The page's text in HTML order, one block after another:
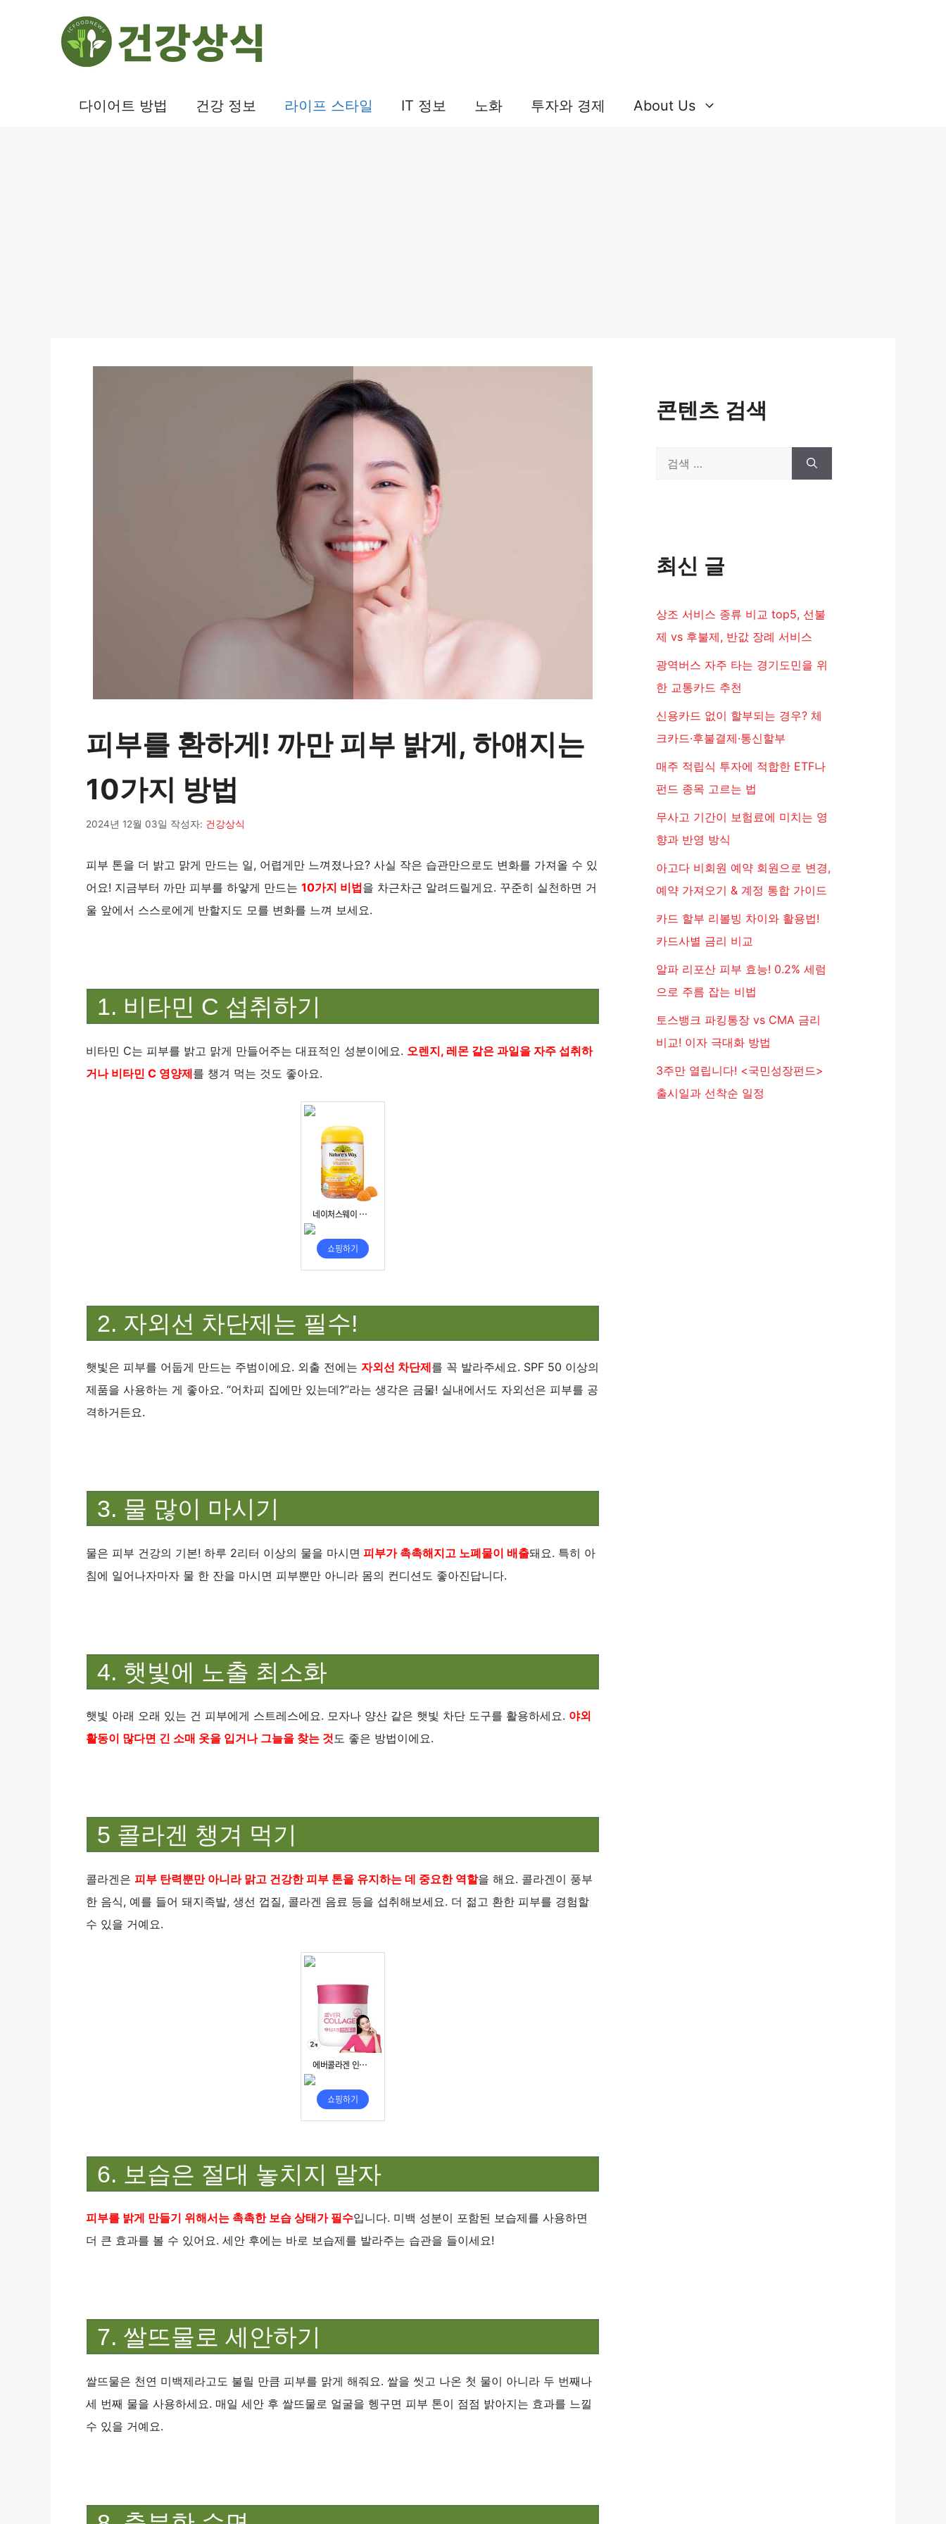
다이어트 방법 건강 정보 라이프 스타일 IT 정보 노화 투자와 경제 About Us
피부를 환하게! 까만 피부 밝게, 하얘지는
10가지 방법
2024년 12월 03일 작성자: 건강상식
피부 톤을 더 밝고 맑게 만드는 일, 어렵게만 느껴졌나요? 사실 작은 습관만으로도 변화를 가져올 수 있
어요! 지금부터 까만 피부를 하얗게 만드는 10가지 비법을 차근차근 알려드릴게요. 꾸준히 실천하면 거
울 앞에서 스스로에게 반할지도 모를 변화를 느껴 보세요.
1. 비타민 C 섭취하기
비타민 C는 피부를 밝고 맑게 만들어주는 대표적인 성분이에요. 오렌지, 레몬 같은 과일을 자주 섭취하
거나 비타민 C 영양제를 챙겨 먹는 것도 좋아요.
2. 자외선 차단제는 필수!
햇빛은 피부를 어둡게 만드는 주범이에요. 외출 전에는 자외선 차단제를 꼭 발라주세요. SPF 50 이상의
제품을 사용하는 게 좋아요. “어차피 집에만 있는데?”라는 생각은 금물! 실내에서도 자외선은 피부를 공
격하거든요.
3. 물 많이 마시기
물은 피부 건강의 기본! 하루 2리터 이상의 물을 마시면 피부가 촉촉해지고 노폐물이 배출돼요. 특히 아
침에 일어나자마자 물 한 잔을 마시면 피부뿐만 아니라 몸의 컨디션도 좋아진답니다.
4. 햇빛에 노출 최소화
햇빛 아래 오래 있는 건 피부에게 스트레스에요. 모자나 양산 같은 햇빛 차단 도구를 활용하세요. 야외
활동이 많다면 긴 소매 옷을 입거나 그늘을 찾는 것도 좋은 방법이에요.
5 콜라겐 챙겨 먹기
콜라겐은 피부 탄력뿐만 아니라 맑고 건강한 피부 톤을 유지하는 데 중요한 역할을 해요. 콜라겐이 풍부
한 음식, 예를 들어 돼지족발, 생선 껍질, 콜라겐 음료 등을 섭취해보세요. 더 젊고 환한 피부를 경험할
수 있을 거예요.
6. 보습은 절대 놓치지 말자
피부를 밝게 만들기 위해서는 촉촉한 보습 상태가 필수입니다. 미백 성분이 포함된 보습제를 사용하면
더 큰 효과를 볼 수 있어요. 세안 후에는 바로 보습제를 발라주는 습관을 들이세요!
7. 쌀뜨물로 세안하기
쌀뜨물은 천연 미백제라고도 불릴 만큼 피부를 맑게 해줘요. 쌀을 씻고 나온 첫 물이 아니라 두 번째나
세 번째 물을 사용하세요. 매일 세안 후 쌀뜨물로 얼굴을 헹구면 피부 톤이 점점 밝아지는 효과를 느낄
수 있을 거예요.
콘텐츠 검색
최신 글
상조 서비스 종류 비교 top5, 선불
제 vs 후불제, 반값 장례 서비스
광역버스 자주 타는 경기도민을 위
한 교통카드 추천
신용카드 없이 할부되는 경우? 체
크카드·후불결제·통신할부
매주 적립식 투자에 적합한 ETF나
펀드 종목 고르는 법
무사고 기간이 보험료에 미치는 영
향과 반영 방식
아고다 비회원 예약 회원으로 변경,
예약 가져오기 & 계정 통합 가이드
카드 할부 리볼빙 차이와 활용법!
카드사별 금리 비교
알파 리포산 피부 효능! 0.2% 세럼
으로 주름 잡는 비법
토스뱅크 파킹통장 vs CMA 금리
비교! 이자 극대화 방법
3주만 열립니다! <국민성장펀드>
출시일과 선착순 일정